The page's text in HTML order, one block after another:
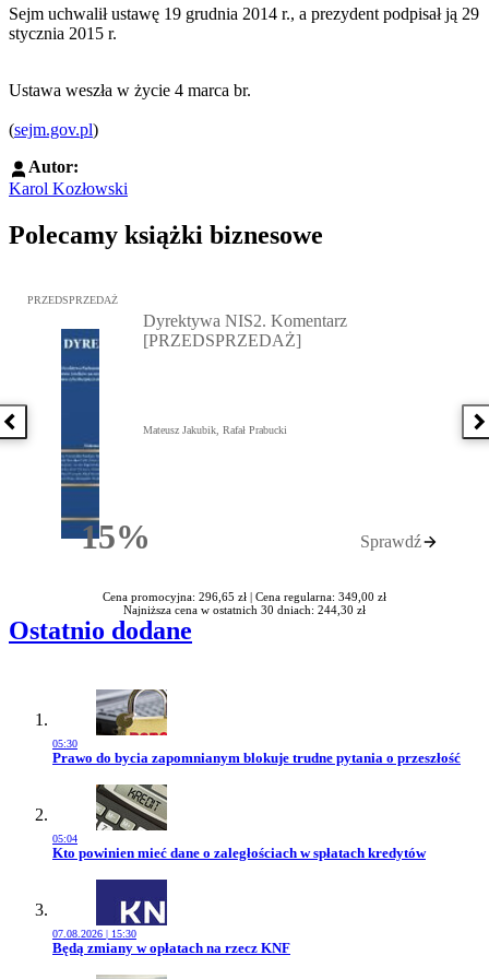
Sejm uchwalił ustawę 19 grudnia 2014 r., a prezydent podpisał ją 29
stycznia 2015 r.
Ustawa weszła w życie 4 marca br.
(sejm.gov.pl)
Autor:
Karol Kozłowski
Polecamy książki biznesowe
Poprzednia książka
Przejdź do: Dyrektywa NIS2. Komentarz [PRZEDSPRZEDAŻ],
PRZEDSPRZEDAŻ
15%Rabatu
Dyrektywa NIS2. Komentarz
[PRZEDSPRZEDAŻ]
Mateusz Jakubik, Rafał Prabucki
Sprawdź
Cena promocyjna: 296,65 zł | Cena regularna: 349,00 zł
Najniższa cena w ostatnich 30 dniach: 244,30 zł
Ostatnio dodane
05:30
Przejdź do artykułu:
Prawo do bycia zapomnianym blokuje trudne pytania o przeszłość
05:04
Przejdź do artykułu:
Kto powinien mieć dane o zaległościach w spłatach kredytów
07.08.2026 | 15:30
Przejdź do artykułu:
Będą zmiany w opłatach na rzecz KNF